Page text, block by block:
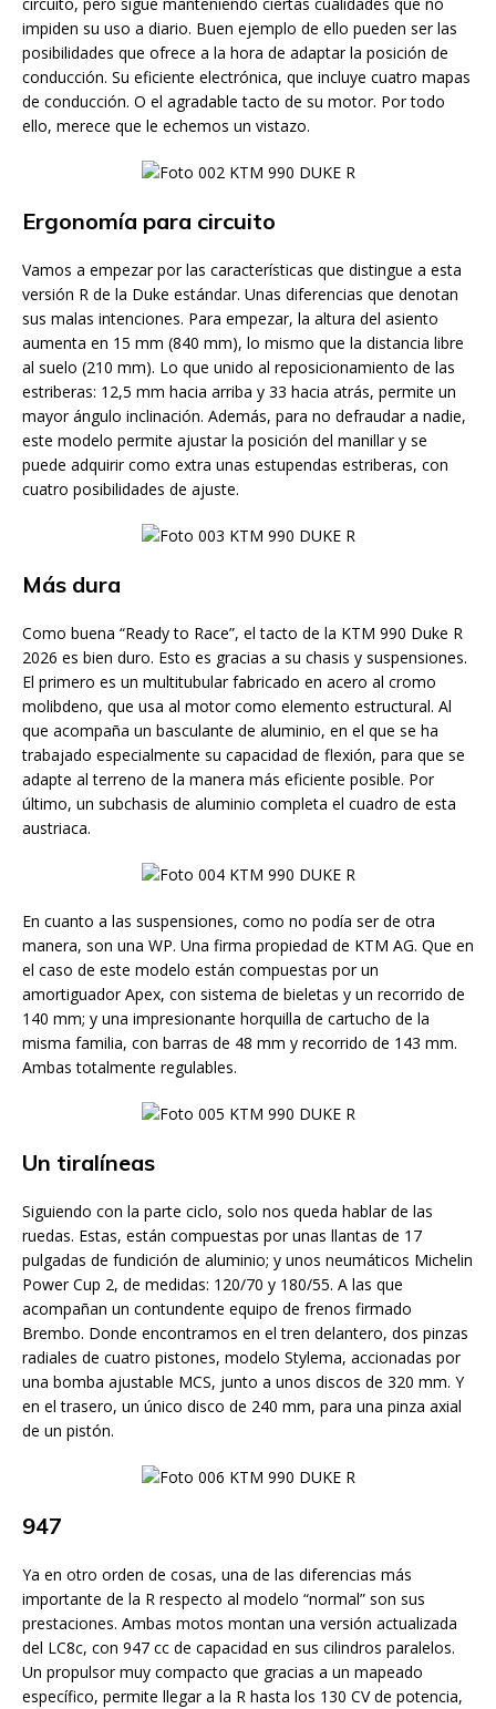
impiden su uso a diario. Buen ejemplo de ello pueden ser las
posibilidades que ofrece a la hora de adaptar la posición de
conducción. Su eficiente electrónica, que incluye cuatro mapas
de conducción. O el agradable tacto de su motor. Por todo
ello, merece que le echemos un vistazo.
Ergonomía para circuito
Vamos a empezar por las características que distingue a esta
versión R de la Duke estándar. Unas diferencias que denotan
sus malas intenciones. Para empezar, la altura del asiento
aumenta en 15 mm (840 mm), lo mismo que la distancia libre
al suelo (210 mm). Lo que unido al reposicionamiento de las
estriberas: 12,5 mm hacia arriba y 33 hacia atrás, permite un
mayor ángulo inclinación. Además, para no defraudar a nadie,
este modelo permite ajustar la posición del manillar y se
puede adquirir como extra unas estupendas estriberas, con
cuatro posibilidades de ajuste.
Más dura
Como buena “Ready to Race”, el tacto de la KTM 990 Duke R
2026 es bien duro. Esto es gracias a su chasis y suspensiones.
El primero es un multitubular fabricado en acero al cromo
molibdeno, que usa al motor como elemento estructural. Al
que acompaña un basculante de aluminio, en el que se ha
trabajado especialmente su capacidad de flexión, para que se
adapte al terreno de la manera más eficiente posible. Por
último, un subchasis de aluminio completa el cuadro de esta
austriaca.
En cuanto a las suspensiones, como no podía ser de otra
manera, son una WP. Una firma propiedad de KTM AG. Que en
el caso de este modelo están compuestas por un
amortiguador Apex, con sistema de bieletas y un recorrido de
140 mm; y una impresionante horquilla de cartucho de la
misma familia, con barras de 48 mm y recorrido de 143 mm.
Ambas totalmente regulables.
Un tiralíneas
Siguiendo con la parte ciclo, solo nos queda hablar de las
ruedas. Estas, están compuestas por unas llantas de 17
pulgadas de fundición de aluminio; y unos neumáticos Michelin
Power Cup 2, de medidas: 120/70 y 180/55. A las que
acompañan un contundente equipo de frenos firmado
Brembo. Donde encontramos en el tren delantero, dos pinzas
radiales de cuatro pistones, modelo Stylema, accionadas por
una bomba ajustable MCS, junto a unos discos de 320 mm. Y
en el trasero, un único disco de 240 mm, para una pinza axial
de un pistón.
947
Ya en otro orden de cosas, una de las diferencias más
importante de la R respecto al modelo “normal” son sus
prestaciones. Ambas motos montan una versión actualizada
del LC8c, con 947 cc de capacidad en sus cilindros paralelos.
Un propulsor muy compacto que gracias a un mapeado
específico, permite llegar a la R hasta los 130 CV de potencia,